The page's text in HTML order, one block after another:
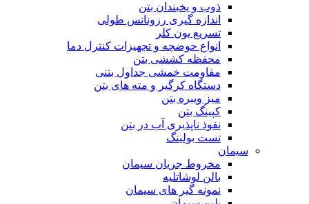
ذوب و یخبندان بتن
اندازه گیری رزونانس طولی
تسریع یون کلر
انواع حوضچه و تجهیزات کنترل دما
محفظه کششی بتن
مقاومت خمشی جداول بتنی
دستگاه کرگیر و مته های بتن
میز ویبره بتن
کپینگ بتن
نفوذ ناپذیری آب در بتن
تست بولینگ
سیمان
مخروط جریان سیمان
بالن لوشاتلیه
نمونه گیر های سیمان